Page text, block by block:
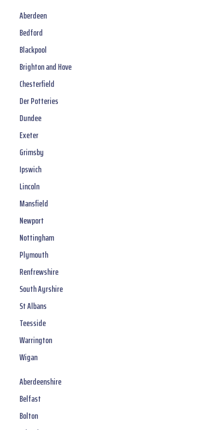
Aberdeen
Bedford
Blackpool
Brighton and Hove
Chesterfield
Der Potteries
Dundee
Exeter
Grimsby
Ipswich
Lincoln
Mansfield
Newport
Nottingham
Plymouth
Renfrewshire
South Ayrshire
St Albans
Teesside
Warrington
Wigan
Aberdeenshire
Belfast
Bolton